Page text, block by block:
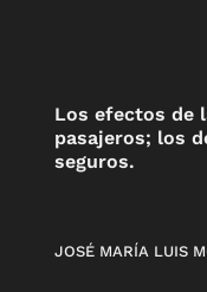
Los efectos de
pasajeros; los
seguros.
JOSÉ MARÍA LUIS